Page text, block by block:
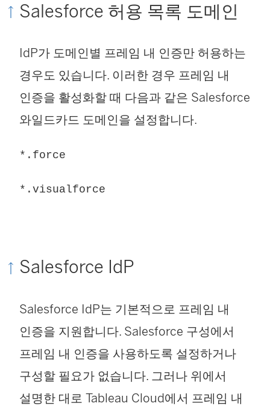
Salesforce 허용 목록 도메인
IdP가 도메인별 프레임 내 인증만 허용하는
경우도 있습니다. 이러한 경우 프레임 내
인증을 활성화할 때 다음과 같은 Salesforce
와일드카드 도메인을 설정합니다.
*.force
*.visualforce
Salesforce IdP
Salesforce IdP는 기본적으로 프레임 내
인증을 지원합니다. Salesforce 구성에서
프레임 내 인증을 사용하도록 설정하거나
구성할 필요가 없습니다. 그러나 위에서
설명한 대로 Tableau Cloud에서 프레임 내